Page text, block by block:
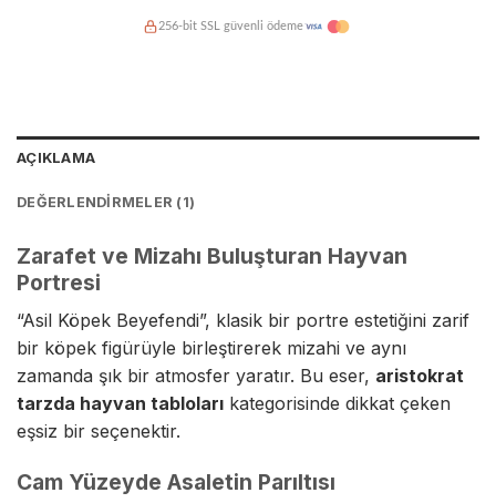
Kredi kartına taksit imkanı256-bit SSL güvenli ödeme
AÇIKLAMA
DEĞERLENDIRMELER (1)
Zarafet ve Mizahı Buluşturan Hayvan
Portresi
“Asil Köpek Beyefendi”, klasik bir portre estetiğini zarif
bir köpek figürüyle birleştirerek mizahi ve aynı
zamanda şık bir atmosfer yaratır. Bu eser, aristokrat
tarzda hayvan tabloları kategorisinde dikkat çeken
eşsiz bir seçenektir.
Cam Yüzeyde Asaletin Parıltısı